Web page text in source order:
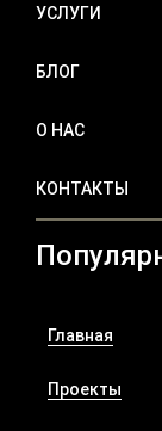
УСЛУГИ
БЛОГ
О НАС
КОНТАКТЫ
Главная
Проекты